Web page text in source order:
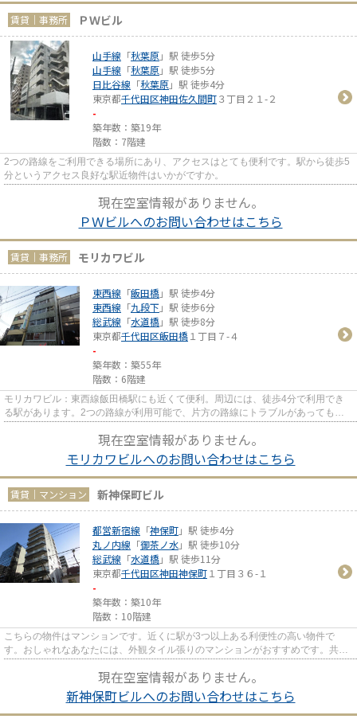
賃貸｜事務所 ＰＷビル
山手線 「秋葉原」駅 徒歩5分
山手線 「秋葉原」駅 徒歩5分
日比谷線 「秋葉原」駅 徒歩4分
東京都千代田区神田佐久間町３丁目２１-２
-
築年数：築19年
階数：7階建
2つの路線をご利用できる場所にあり、アクセスはとても便利です。駅から徒歩5
分というアクセス良好な駅近物件はいかがですか。
現在空室情報がありません。
ＰＷビルへのお問い合わせはこちら
賃貸｜事務所 モリカワビル
東西線 「飯田橋」駅 徒歩4分
東西線 「九段下」駅 徒歩6分
総武線 「水道橋」駅 徒歩8分
東京都千代田区飯田橋１丁目７-４
-
築年数：築55年
階数：6階建
モリカワビル：東西線飯田橋駅にも近くて便利。周辺には、徒歩4分で利用でき
る駅があります。2つの路線が利用可能で、片方の路線にトラブルがあっても別
現在空室情報がありません。
モリカワビルへのお問い合わせはこちら
賃貸｜マンション 新神保町ビル
都営新宿線 「神保町」駅 徒歩4分
丸ノ内線 「御茶ノ水」駅 徒歩10分
総武線 「水道橋」駅 徒歩11分
東京都千代田区神田神保町１丁目３６-１
-
築年数：築10年
階数：10階建
こちらの物件はマンションです。近くに駅が3つ以上ある利便性の高い物件で
す。おしゃれなあなたには、外観タイル張りのマンションがおすすめです。共用
現在空室情報がありません。
新神保町ビルへのお問い合わせはこちら